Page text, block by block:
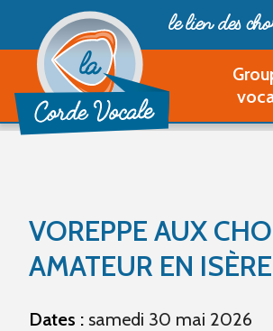
le lien des
VOREPPE AUX
AMATEUR EN ISÈRE
Dates : samedi 30 mai 2026